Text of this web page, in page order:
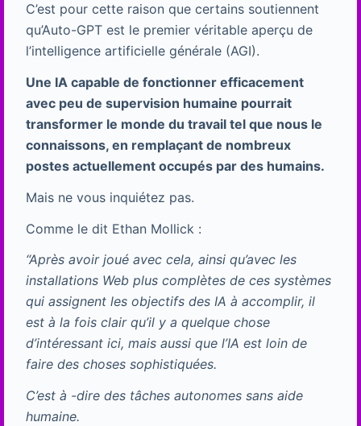
C’est pour cette raison que certains soutiennent
qu’Auto-GPT est le premier véritable aperçu de
l’intelligence artificielle générale (AGI).
Une IA capable de fonctionner efficacement
avec peu de supervision humaine pourrait
transformer le monde du travail tel que nous le
connaissons, en remplaçant de nombreux
postes actuellement occupés par des humains.
Mais ne vous inquiétez pas.
Comme le dit Ethan Mollick :
“Après avoir joué avec cela, ainsi qu’avec les
installations Web plus complètes de ces systèmes
qui assignent les objectifs des IA à accomplir, il
est à la fois clair qu’il y a quelque chose
d’intéressant ici, mais aussi que l’IA est loin de
faire des choses sophistiquées.
C’est à -dire des tâches autonomes sans aide
humaine.